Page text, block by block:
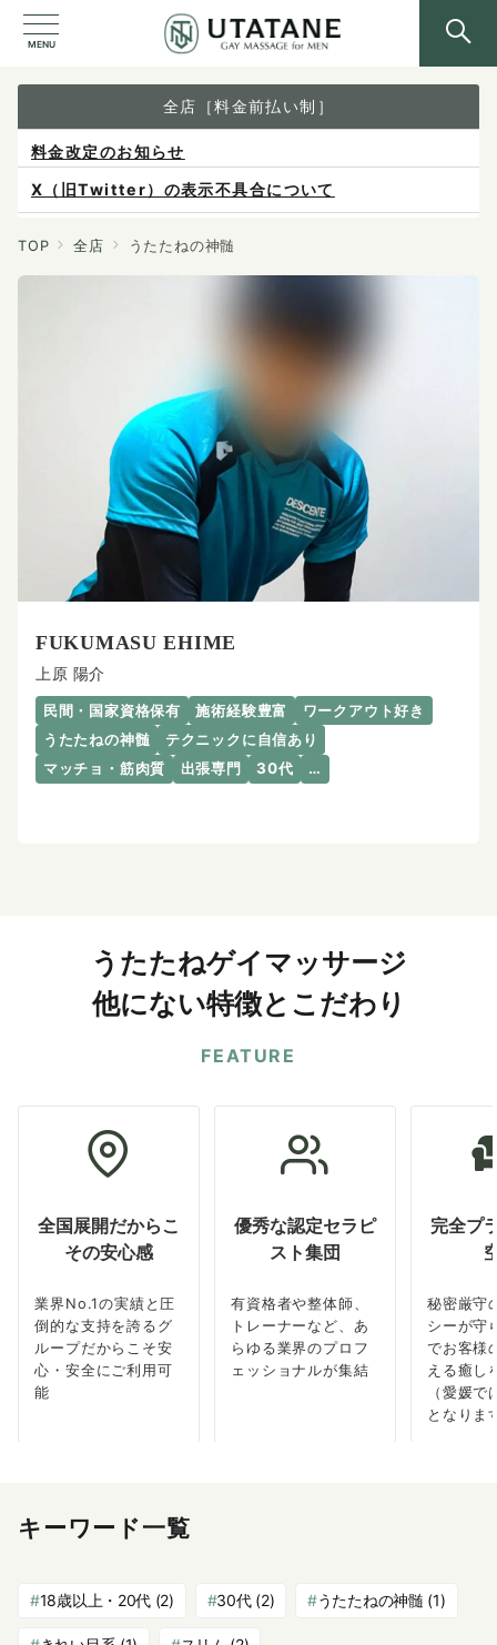
MENU
全店［料金前払い制］
X（旧Twitter）の表示不具合について
ご予約は各店へ直接お問い合わせください。
料金は当日施術前にお支払いください。
TOP 全店 うたたねの神髄
FUKUMASU EHIME
上原 陽介
民間・国家資格保有 施術経験豊富
ワークアウト好き
うたたねの神髄
テクニックに自信あり
マッチョ・筋肉質
出張専門 30代 …
うたたねゲイマッサージ
他にない特徴とこだわり
FEATURE
全国展開だからこ
その安心感
業界No.1の実績と圧
倒的な支持を誇るグ
ループだからこそ安
心・安全にご利用可
能
優秀な認定セラピ
スト集団
有資格者や整体師、
トレーナーなど、あ
らゆる業界のプロフ
ェッショナルが集結
完全プ
秘密厳守
シーが守
でお客様
える癒し
（愛媛で
となりま
キーワード一覧
18歳以上・20代 (2) 30代(2) うたたねの神髄 (1)